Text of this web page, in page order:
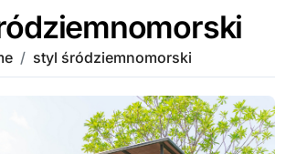
styl śródziemnomorski